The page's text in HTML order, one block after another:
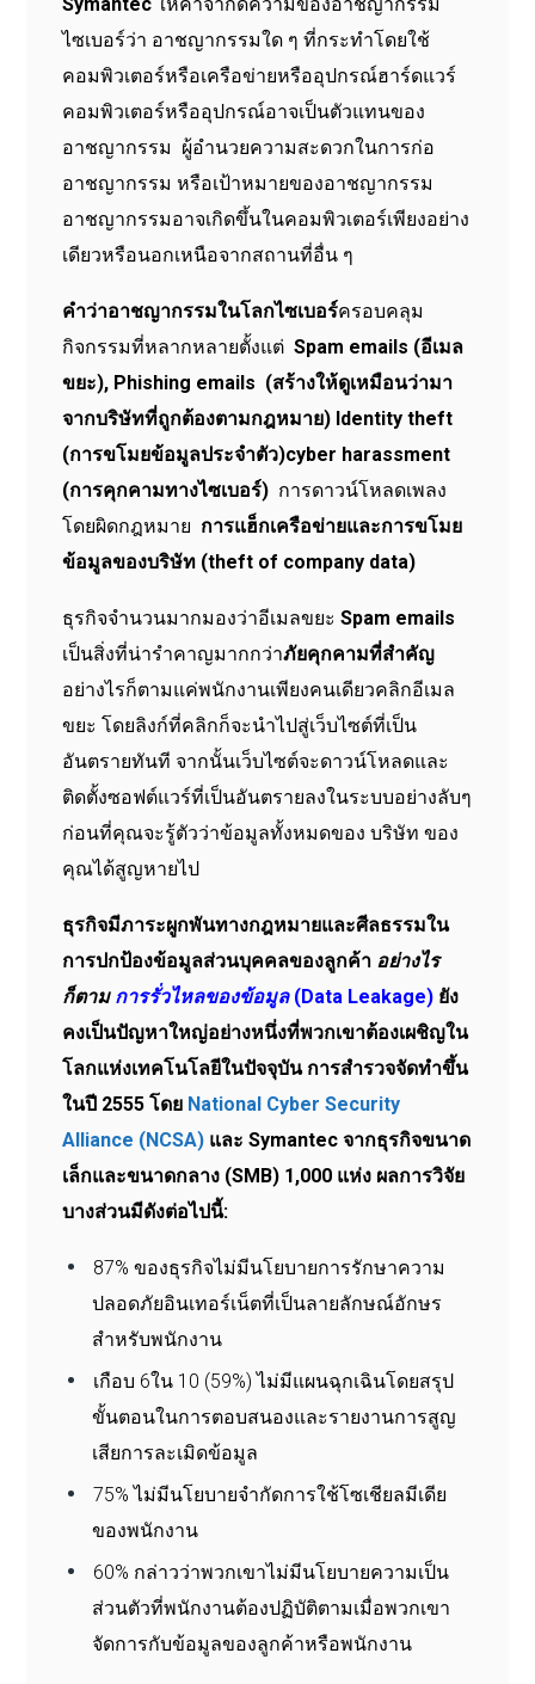
ไซเบอร์ว่า อาชญากรรมใด ๆ ที่กระทำโดยใช้
คอมพิวเตอร์หรือเครือข่ายหรืออุปกรณ์ฮาร์ดแวร์
คอมพิวเตอร์หรืออุปกรณ์อาจเป็นตัวแทนของ
อาชญากรรม ผู้อำนวยความสะดวกในการก่อ
อาชญากรรม หรือเป้าหมายของอาชญากรรม
อาชญากรรมอาจเกิดขึ้นในคอมพิวเตอร์เพียงอย่าง
เดียวหรือนอกเหนือจากสถานที่อื่น ๆ
คำว่าอาชญากรรมในโลกไซเบอร์ครอบคลุม
กิจกรรมที่หลากหลายตั้งแต่Spam emails (อีเมล
ขยะ), Phishing emails (สร้างให้ดูเหมือนว่ามา
จากบริษัทที่ถูกต้องตามกฎหมาย) Identity theft
(การขโมยข้อมูลประจำตัว)cyber harassment
(การคุกคามทางไซเบอร์) การดาวน์โหลดเพลง
โดยผิดกฎหมาย การแฮ็กเครือข่ายและการขโมย
ข้อมูลของบริษัท (theft of company data)
ธุรกิจจำนวนมากมองว่าอีเมลขยะSpam emails
เป็นสิ่งที่น่ารำคาญมากกว่าภัยคุกคามที่สำคัญ
อย่างไรก็ตามแค่พนักงานเพียงคนเดียวคลิกอีเมล
ขยะ โดยลิงก์ที่คลิกก็จะนำไปสู่เว็บไซต์ที่เป็น
อันตรายทันที จากนั้นเว็บไซต์จะดาวน์โหลดและ
ติดตั้งซอฟต์แวร์ที่เป็นอันตรายลงในระบบอย่างลับๆ
ก่อนที่คุณจะรู้ตัวว่าข้อมูลทั้งหมดของ บริษัท ของ
คุณได้สูญหายไป
ธุรกิจมีภาระผูกพันทางกฎหมายและศีลธรรมใน
การปกป้องข้อมูลส่วนบุคคลของลูกค้า อย่างไร
ก็ตาม การรั่วไหลของข้อมูล(Data Leakage) ยัง
คงเป็นปัญหาใหญ่อย่างหนึ่งที่พวกเขาต้องเผชิญใน
โลกแห่งเทคโนโลยีในปัจจุบัน การสำรวจจัดทำขึ้น
ในปี 2555 โดย National Cyber ​​Security
Alliance (NCSA) และ Symantec จากธุรกิจขนาด
เล็กและขนาดกลาง (SMB) 1,000 แห่ง ผลการวิจัย
บางส่วนมีดังต่อไปนี้:
87% ของธุรกิจไม่มีนโยบายการรักษาความ
ปลอดภัยอินเทอร์เน็ตที่เป็นลายลักษณ์อักษร
สำหรับพนักงาน
เกือบ 6ใน 10 (59%) ไม่มีแผนฉุกเฉินโดยสรุป
ขั้นตอนในการตอบสนองและรายงานการสูญ
เสียการละเมิดข้อมูล
75% ไม่มีนโยบายจำกัดการใช้โซเชียลมีเดีย
ของพนักงาน
60% กล่าวว่าพวกเขาไม่มีนโยบายความเป็น
ส่วนตัวที่พนักงานต้องปฏิบัติตามเมื่อพวกเขา
จัดการกับข้อมูลของลูกค้าหรือพนักงาน